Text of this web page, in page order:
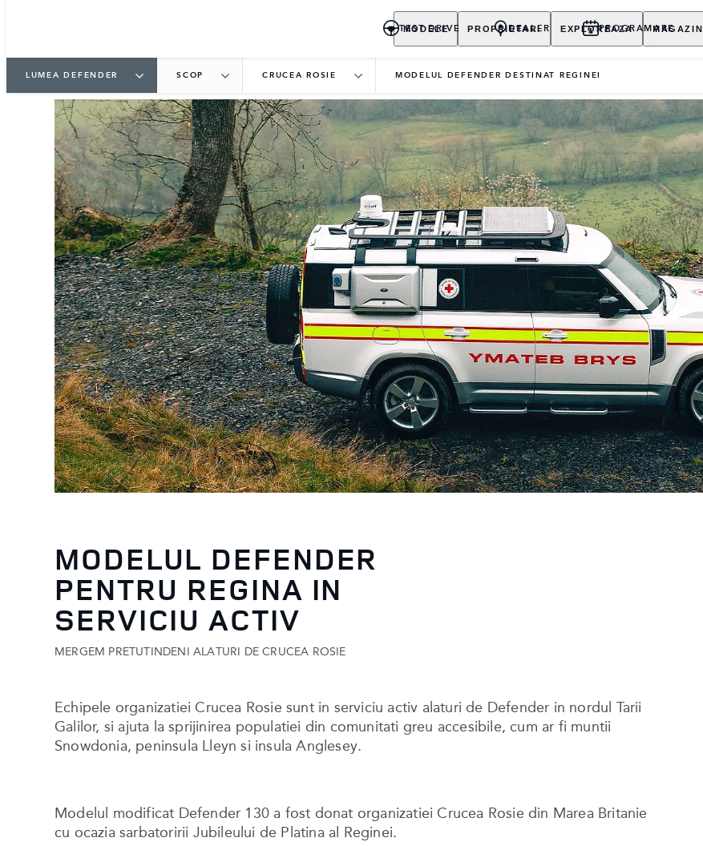
MODELE PROPRIETARI EXPLOREAZA MAGAZIN
TEST DRIVE DEALER PROGRAMARE
LUMEA DEFENDER SCOP CRUCEA ROSIE MODELUL DEFENDER DESTINAT REGINEI
MODELUL DEFENDER
PENTRU REGINA IN
SERVICIU ACTIV
MERGEM PRETUTINDENI ALATURI DE CRUCEA ROSIE
Echipele organizatiei Crucea Rosie sunt in serviciu activ alaturi de Defender in nordul Tarii
Galilor, si ajuta la sprijinirea populatiei din comunitati greu accesibile, cum ar fi muntii
Snowdonia, peninsula Lleyn si insula Anglesey.
Modelul modificat Defender 130 a fost donat organizatiei Crucea Rosie din Marea Britanie
cu ocazia sarbatoririi Jubileului de Platina al Reginei.